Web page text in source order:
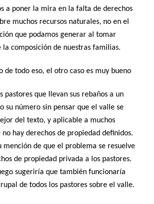
a poner la mira en la falta de derechos
muchos recursos naturales, no en el
que podamos generar al tomar
la composición de nuestras familias.
de todo eso, el otro caso es muy bueno
pastores que llevan sus rebaños a un
su número sin pensar que el valle se
del texto, y aplicable a muchos
no hay derechos de propiedad definidos.
mención de que el problema se resuelve
de propiedad privada a los pastores.
sugeriría que también funcionaría
de todos los pastores sobre el valle.